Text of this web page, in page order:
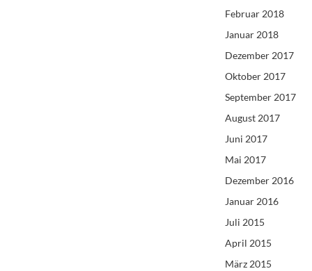
Februar 2018
Januar 2018
Dezember 2017
Oktober 2017
September 2017
August 2017
Juni 2017
Mai 2017
Dezember 2016
Januar 2016
Juli 2015
April 2015
März 2015